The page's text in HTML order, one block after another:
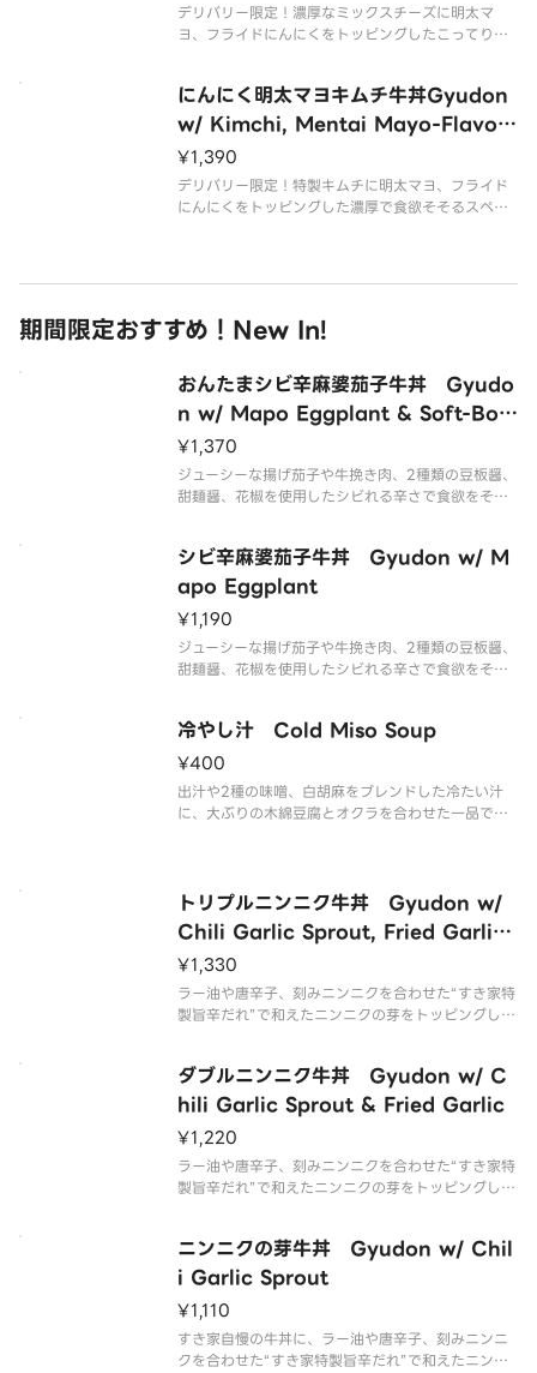
デリバリー限定！濃厚なミックスチーズに明太マ
ヨ、フライドにんにくをトッピングしたこってり大
にんにく明太マヨキムチ牛丼Gyudon
w/ Kimchi, Mentai Mayo-Flavor
Sauce and Fried Garlic
¥1,390
デリバリー限定！特製キムチに明太マヨ、フライド
にんにくをトッピングした濃厚で食欲そそるスペシ
期間限定おすすめ！New In!
おんたまシビ辛麻婆茄子牛丼 Gyudo
n w/ Mapo Eggplant & Soft-Boil
ed Egg
¥1,370
ジューシーな揚げ茄子や牛挽き肉、2種類の豆板醤、
甜麺醤、花椒を使用したシビれる辛さで食欲をそそ
た商品です。
シビ辛麻婆茄子牛丼 Gyudon w/ M
apo Eggplant
¥1,190
ジューシーな揚げ茄子や牛挽き肉、2種類の豆板醤、
甜麺醤、花椒を使用したシビれる辛さで食欲をそそ
冷やし汁 Cold Miso Soup
¥400
出汁や2種の味噌、白胡麻をブレンドした冷たい汁
に、大ぶりの木綿豆腐とオクラを合わせた一品で
トリプルニンニク牛丼 Gyudon w/
Chili Garlic Sprout, Fried Garlic
& Chili Garlic Flakes
¥1,330
ラー油や唐辛子、刻みニンニクを合わせた“すき家特
製旨辛だれ”で和えたニンニクの芽をトッピングした
クをトッピングした商品です。※辛さが強い商品で
す。お子様・辛いものが
ダブルニンニク牛丼 Gyudon w/ C
hili Garlic Sprout & Fried Garlic
¥1,220
ラー油や唐辛子、刻みニンニクを合わせた“すき家特
製旨辛だれ”で和えたニンニクの芽をトッピングした
子様・辛いものが苦手な方はご注意ください。
ニンニクの芽牛丼 Gyudon w/ Chil
i Garlic Sprout
¥1,110
すき家自慢の牛丼に、ラー油や唐辛子、刻みニンニ
クを合わせた“すき家特製旨辛だれ”で和えたニンニ